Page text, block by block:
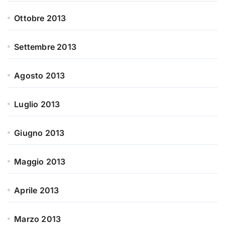
Ottobre 2013
Settembre 2013
Agosto 2013
Luglio 2013
Giugno 2013
Maggio 2013
Aprile 2013
Marzo 2013